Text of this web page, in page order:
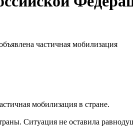
частичная мобилизация
мобилизация в стране.
Ситуация не оставила